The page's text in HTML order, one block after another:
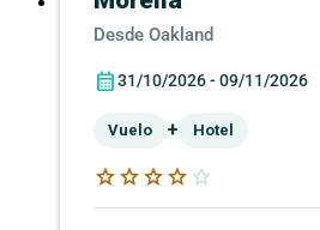
Oakland
31/10/2026 - 09/11/2026
Vuelo + Hotel
starstarstarstar star